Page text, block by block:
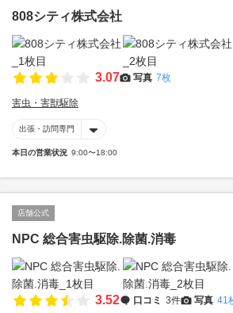
808シティ株式会社
3.07 写真 7枚
害虫・害獣駆除
出張・訪問専門
本日の営業状況 9:00〜18:00
店舗公式
NPC 総合害虫駆除.除菌.消毒
3.52 口コミ 3件 写真 41